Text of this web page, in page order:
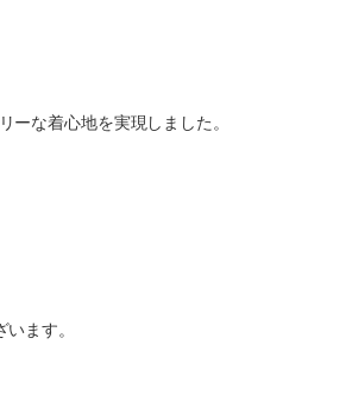
ーな着心地を実現しました。
ます。